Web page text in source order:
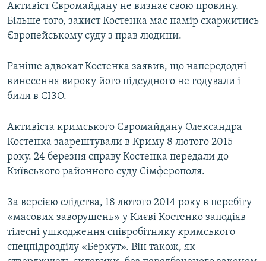
Активіст Євромайдану не визнає свою провину.
Більше того, захист Костенка має намір скаржитись
Європейському суду з прав людини.
Раніше адвокат Костенка заявив, що напередодні
винесення вироку його підсудного не годували і
били в СІЗО.
Активіста кримського Євромайдану Олександра
Костенка заарештували в Криму 8 лютого 2015
року. 24 березня справу Костенка передали до
Київського районного суду Сімферополя.
За версією слідства, 18 лютого 2014 року в перебігу
«масових заворушень» у Києві Костенко заподіяв
тілесні ушкодження співробітнику кримського
спецпідрозділу «Беркут». Він також, як